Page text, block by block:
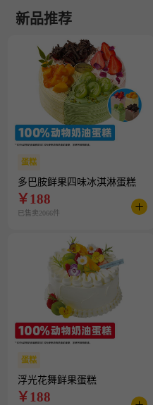
新品推荐
蛋糕
多巴胺鲜果四味冰淇淋蛋糕
￥188
已售卖2066件
蛋糕
浮光花舞鲜果蛋糕
￥188